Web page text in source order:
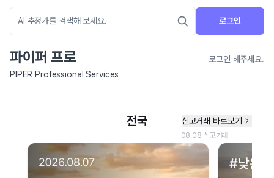
로그인
파이퍼 프로
로그인 해주세요.
PIPER Professional Services